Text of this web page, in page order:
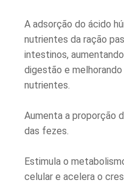
A adsorção do ácido
nutrientes da ração
intestinos,
digestão e
nutrientes.
Aumenta a proporção
das fezes.
Estimula o
celular e acelera o